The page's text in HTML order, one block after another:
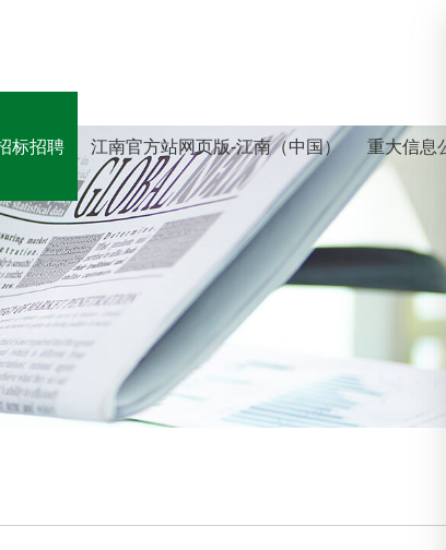
标招聘 江南官方站网页版-江南（中国） 重大信息